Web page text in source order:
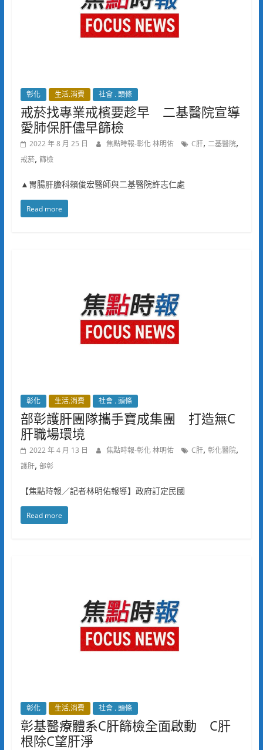
彰化 生活.消費 社會 . 頭條
戒菸找專業戒檳要趁早 二基醫院宣導
愛肺保肝儘早篩檢
2022 年 8 月 25 日 焦點時報-彰化 林明佑 C肝, 二基醫院,
戒菸, 篩檢
▲胃腸肝膽科賴俊宏醫師與二基醫院許志仁處
Read more
彰化 生活.消費 社會 . 頭條
部彰護肝團隊攜手寶成集團 打造無C
肝職場環境
2022 年 4 月 13 日 焦點時報-彰化 林明佑 C肝, 彰化醫院,
護肝, 部彰
【焦點時報／記者林明佑報導】政府訂定民國
Read more
彰化 生活.消費 社會 . 頭條
彰基醫療體系C肝篩檢全面啟動 C肝
根除C望肝淨